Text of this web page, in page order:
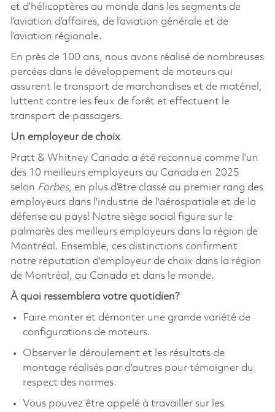
et d’hélicoptères au monde dans les segments de
l’aviation d’affaires, de l’aviation générale et de
l’aviation régionale.
En près de 100 ans, nous avons réalisé de nombreuses
percées dans le développement de moteurs qui
assurent le transport de marchandises et de matériel,
luttent contre les feux de forêt et effectuent le
transport de passagers.
Un employeur de choix
Pratt & Whitney Canada a été reconnue comme l'un
des 10 meilleurs employeurs au Canada en 2025
selon Forbes, en plus d’être classé au premier rang des
employeurs dans l'industrie de l'aérospatiale et de la
défense au pays! Notre siège social figure sur le
palmarès des meilleurs employeurs dans la région de
Montréal. Ensemble, ces distinctions confirment
notre réputation d'employeur de choix dans la région
de Montréal, au Canada et dans le monde.
À quoi ressemblera votre quotidien?
Faire monter et démonter une grande variété de
configurations de moteurs.
Observer le déroulement et les résultats de
montage réalisés par d'autres pour témoigner du
respect des normes.
Vous pouvez être appelé à travailler sur les